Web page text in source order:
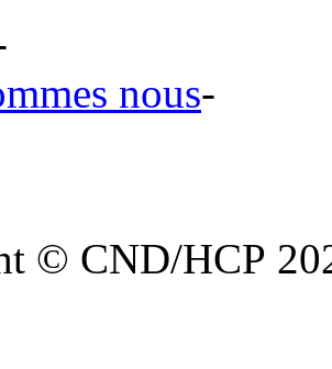
nous-
© CND/HCP